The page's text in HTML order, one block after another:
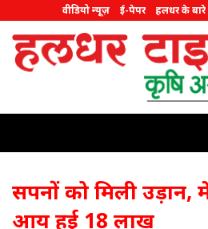
वीडियो न्यूज़ ई-पेपर हलधर के बारे
सपनों को मिली उड़ान,
आय हुई 18 लाख